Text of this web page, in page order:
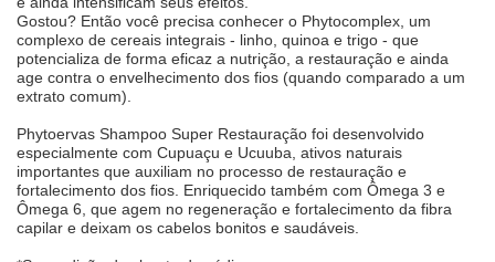
Gostou? Então você precisa conhecer o Phytocomplex, um
complexo de cereais integrais - linho, quinoa e trigo - que
potencializa de forma eficaz a nutrição, a restauração e ainda
age contra o envelhecimento dos fios (quando comparado a um
extrato comum).
Phytoervas Shampoo Super Restauração foi desenvolvido
especialmente com Cupuaçu e Ucuuba, ativos naturais
importantes que auxiliam no processo de restauração e
fortalecimento dos fios. Enriquecido também com Ômega 3 e
Ômega 6, que agem no regeneração e fortalecimento da fibra
capilar e deixam os cabelos bonitos e saudáveis.